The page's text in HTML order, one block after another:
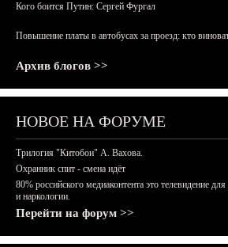
Кого боится Путин: Сергей Фургал
Повышение платы в автобусах за проезд: кто
Архив блогов >>
НОВОЕ НА ФОРУМЕ
Трилогия "Китобои" А. Вахова.
Охранник спит - смена идёт
80% российского медиаконтента это телевидение
и наркологии.
Перейти на форум >>